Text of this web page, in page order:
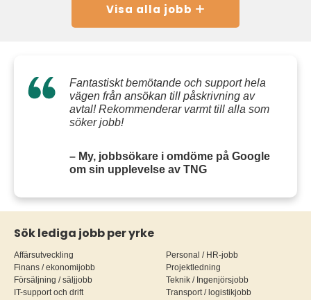
Visa alla jobb
Fantastiskt bemötande och support hela
vägen från ansökan till påskrivning av
avtal! Rekommenderar varmt till alla som
söker jobb!
– My, jobbsökare i omdöme på Google
om sin upplevelse av TNG
Sök lediga jobb per yrke
Affärsutveckling
Finans / ekonomijobb
Försäljning / säljjobb
IT-support och drift
Personal / HR-jobb
Projektledning
Teknik / Ingenjörsjobb
Transport / logistikjobb